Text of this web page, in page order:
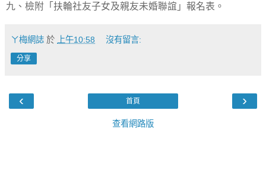
九、檢附「扶輪社友子女及親友未婚聯誼」報名表。
ㄚ梅網誌 於 上午10:58 沒有留言:
分享
‹ ›
首頁
查看網路版